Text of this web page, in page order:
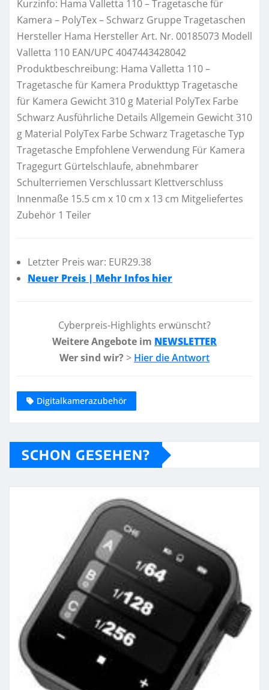
Kurzinfo: Hama Valletta 110 – Tragetasche für
Kamera – PolyTex – Schwarz Gruppe Tragetaschen
Hersteller Hama Hersteller Art. Nr. 00185073 Modell
Valletta 110 EAN/UPC 4047443428042
Produktbeschreibung: Hama Valletta 110 –
Tragetasche für Kamera Produkttyp Tragetasche
für Kamera Gewicht 310 g Material PolyTex Farbe
Schwarz Ausführliche Details Allgemein Gewicht 310
g Material PolyTex Farbe Schwarz Tragetasche Typ
Tragetasche Empfohlene Verwendung Für Kamera
Tragegurt Gürtelschlaufe, abnehmbarer
Schulterriemen Verschlussart Klettverschluss
Innenmaße 15.5 cm x 10 cm x 13 cm Mitgeliefertes
Zubehör 1 Teiler
Letzter Preis war: EUR29.38
Neuer Preis | Mehr Infos hier
Cyberpreis-Highlights erwünscht?
Weitere Angebote im NEWSLETTER
Wer sind wir? > Hier die Antwort
Digitalkamerazubehör
SCHON GESEHEN?